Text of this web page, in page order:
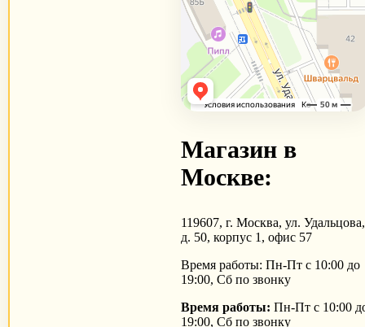
Магазин в
Москве:
119607, г. Москва, ул. Удальцова,
д. 50, корпус 1, офис 57
Время работы: Пн-Пт с 10:00 до
19:00, Сб по звонку
Время работы: Пн-Пт с 10:00
19:00, Сб по звонку